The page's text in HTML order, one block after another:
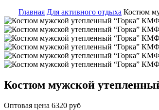
Главная Для активного отдыха Костюм
Костюм мужской
Оптовая цена 6320 руб